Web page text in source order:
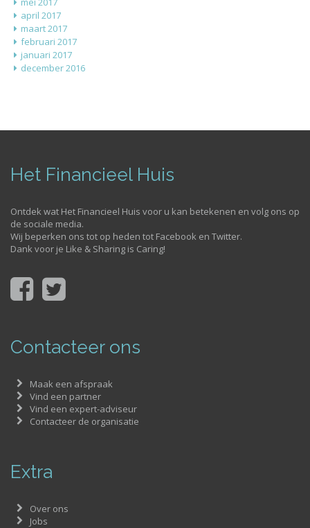
april 2017
maart 2017
februari 2017
januari 2017
december 2016
Het Financieel Huis
Ontdek wat Het Financieel Huis voor u kan betekenen en volg ons op
de sociale media.
Wij beperken ons tot op heden tot Facebook en Twitter.
Dank voor je Like & Sharing is Caring!
Contacteer ons
Maak een afspraak
Vind een partner
Vind een expert-adviseur
Contacteer de organisatie
Extra
Over ons
Jobs